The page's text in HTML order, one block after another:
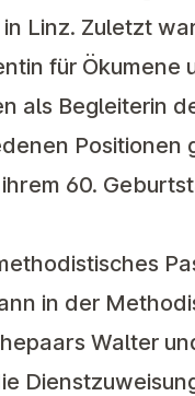
Linz. Zuletzt
für
als Begleiterin
60.
in der
Walter